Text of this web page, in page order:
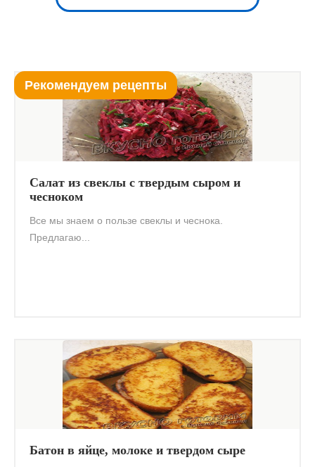
Рекомендуем рецепты
Салат из свеклы с твердым сыром и
чесноком
Все мы знаем о пользе свеклы и чеснока.
Предлагаю...
Батон в яйце, молоке и твердом сыре